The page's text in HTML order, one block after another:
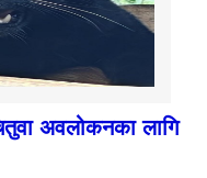
अवलोकनका लागि